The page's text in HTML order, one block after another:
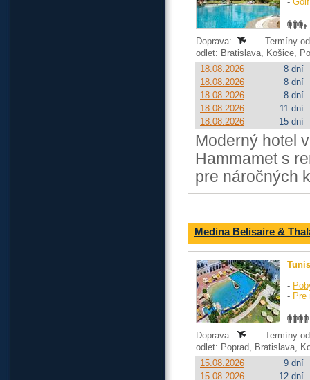
Doprava:
Termíny
odlet: Bratislava, Košice,
18.08.2026
8 dní
18.08.2026
8 dní
18.08.2026
8 dní
18.08.2026
11 dní
18.08.2026
15 dní
Moderný hotel
Hammamet s
pre náročných
Medina Belisaire &
-
- Pre
Doprava:
Termíny
odlet: Poprad, Bratislava,
15.08.2026
9 dní
15.08.2026
12 dní